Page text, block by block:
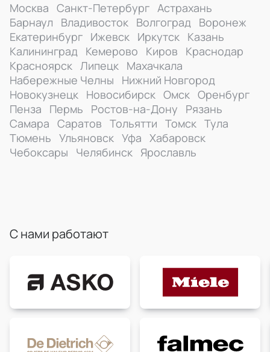
Москва Санкт-Петербург Астрахань
Барнаул
Владивосток Волгоград Воронеж
Екатеринбург Ижевск Иркутск Казань
Калининград Кемерово Киров
Краснодар
Красноярск Липецк Махачкала
Набережные Челны
Нижний Новгород
Новокузнецк Новосибирск Омск Оренбург
Пенза
Пермь Ростов-на-Дону
Рязань
Самара Саратов Тольятти Томск Тула
Тюмень Ульяновск Уфа Хабаровск
Чебоксары
Челябинск Ярославль
С нами работают